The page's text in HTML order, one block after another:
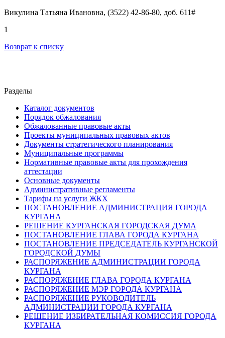
Викулина Татьяна Ивановна, (3522) 42-86-80, доб. 611#
1
Возврат к списку
Разделы
Каталог документов
Порядок обжалования
Обжалованные правовые акты
Проекты муниципальных правовых актов
Документы стратегического планирования
Муниципальные программы
Нормативные правовые акты для прохождения
аттестации
Основные документы
Административные регламенты
Тарифы на услуги ЖКХ
ПОСТАНОВЛЕНИЕ АДМИНИСТРАЦИЯ ГОРОДА
КУРГАНА
РЕШЕНИЕ КУРГАНСКАЯ ГОРОДСКАЯ ДУМА
ПОСТАНОВЛЕНИЕ ГЛАВА ГОРОДА КУРГАНА
ПОСТАНОВЛЕНИЕ ПРЕДСЕДАТЕЛЬ КУРГАНСКОЙ
ГОРОДСКОЙ ДУМЫ
РАСПОРЯЖЕНИЕ АДМИНИСТРАЦИИ ГОРОДА
КУРГАНА
РАСПОРЯЖЕНИЕ ГЛАВА ГОРОДА КУРГАНА
РАСПОРЯЖЕНИЕ МЭР ГОРОДА КУРГАНА
РАСПОРЯЖЕНИЕ РУКОВОДИТЕЛЬ
АДМИНИСТРАЦИИ ГОРОДА КУРГАНА
РЕШЕНИЕ ИЗБИРАТЕЛЬНАЯ КОМИССИЯ ГОРОДА
КУРГАНА